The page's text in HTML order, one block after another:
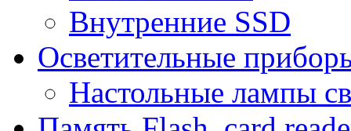
Внутренние SSD
Осветительные
Настольные лампы